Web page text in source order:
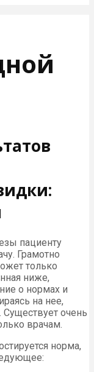
пациенту
Грамотно
только
ниже,
о нормах и
на нее,
Существует очень
врачам.
норма,